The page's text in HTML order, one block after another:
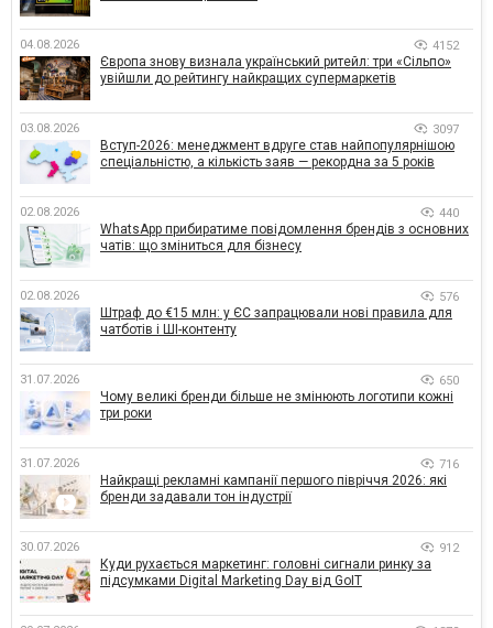
04.08.2026 4152
Європа знову визнала український ритейл: три «Сільпо»
увійшли до рейтингу найкращих супермаркетів
03.08.2026 3097
Вступ-2026: менеджмент вдруге став найпопулярнішою
спеціальністю, а кількість заяв — рекордна за 5 років
02.08.2026 440
WhatsApp прибиратиме повідомлення брендів з основних
чатів: що зміниться для бізнесу
02.08.2026 576
Штраф до €15 млн: у ЄС запрацювали нові правила для
чатботів і ШІ-контенту
31.07.2026 650
Чому великі бренди більше не змінюють логотипи кожні
три роки
31.07.2026 716
Найкращі рекламні кампанії першого півріччя 2026: які
бренди задавали тон індустрії
30.07.2026 912
Куди рухається маркетинг: головні сигнали ринку за
підсумками Digital Marketing Day від GoIT